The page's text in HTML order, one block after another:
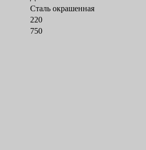
Сталь окрашенная
220
750